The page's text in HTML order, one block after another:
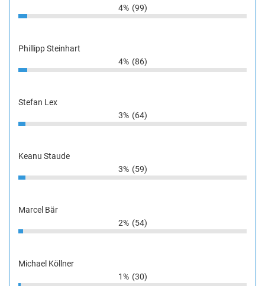
4% (99)
Phillipp Steinhart
4% (86)
Stefan Lex
3% (64)
Keanu Staude
3% (59)
Marcel Bär
2% (54)
Michael Köllner
1% (30)